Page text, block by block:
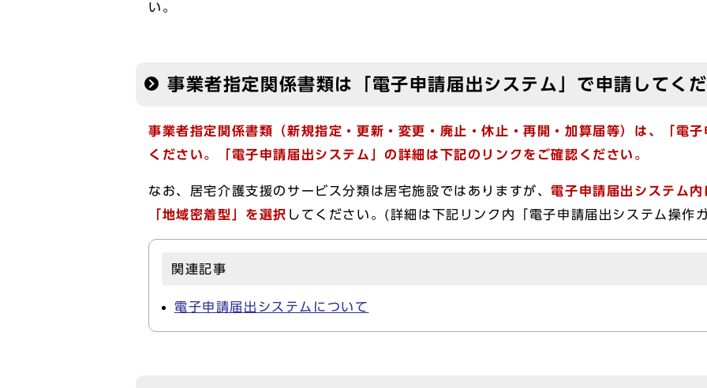
い。
事業者指定関係書類は「電子申請届出システム」で申請してく
事業者指定関係書類（新規指定・更新・変更・廃止・休止・再開・加算届等）は、「電
ください。
「電子申請届出システム」の詳細は下記のリンクをご確認ください。
なお、居宅介護支援のサービス分類は居宅施設ではありますが、電子申請届出システム
「地域密着型」を選択 してください。(詳細は下記リンク内「電子申請届出システム操
関連記事
電子申請届出システムについて